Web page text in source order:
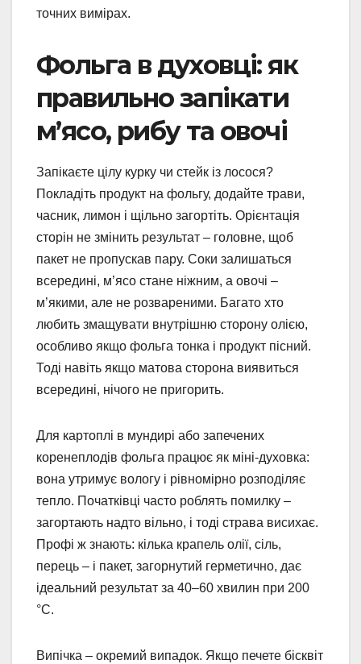
точних вимірах.
Фольга в духовці: як
правильно запікати
м’ясо, рибу та овочі
Запікаєте цілу курку чи стейк із лосося?
Покладіть продукт на фольгу, додайте трави,
часник, лимон і щільно загортіть. Орієнтація
сторін не змінить результат – головне, щоб
пакет не пропускав пару. Соки залишаться
всередині, м’ясо стане ніжним, а овочі –
м’якими, але не розвареними. Багато хто
любить змащувати внутрішню сторону олією,
особливо якщо фольга тонка і продукт пісний.
Тоді навіть якщо матова сторона виявиться
всередині, нічого не пригорить.
Для картоплі в мундирі або запечених
коренеплодів фольга працює як міні-духовка:
вона утримує вологу і рівномірно розподіляє
тепло. Початківці часто роблять помилку –
загортають надто вільно, і тоді страва висихає.
Профі ж знають: кілька крапель олії, сіль,
перець – і пакет, загорнутий герметично, дає
ідеальний результат за 40–60 хвилин при 200
°C.
Випічка – окремий випадок. Якщо печете бісквіт